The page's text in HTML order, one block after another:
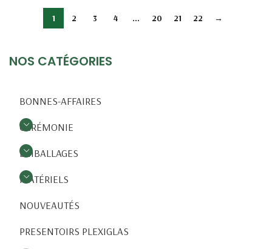
NOS CATÉGORIES
BONNES-AFFAIRES
CÉRÉMONIE
EMBALLAGES
MATÉRIELS
NOUVEAUTÉS
PRESENTOIRS PLEXIGLAS
1 2 3 4 … 20 21 22 →